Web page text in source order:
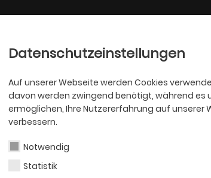
Datenschutzeinstellungen
Auf unserer Webseite werden Cookies
davon werden zwingend benötigt, während es
ermöglichen, Ihre Nutzererfahrung auf unserer
verbessern.
Notwendig
Statistik